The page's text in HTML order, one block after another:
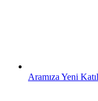
Aramıza Yeni